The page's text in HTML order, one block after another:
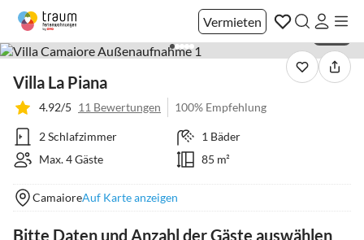
Vermieten
Villa La Piana
4.92/5 11 Bewertungen 100% Empfehlung
2 Schlafzimmer
1 Bäder
Max. 4 Gäste
85 m²
CamaioreAuf Karte anzeigen
Bitte Daten und Anzahl der Gäste auswählen